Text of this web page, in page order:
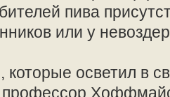
пива
или у
которые осветил в
профессор